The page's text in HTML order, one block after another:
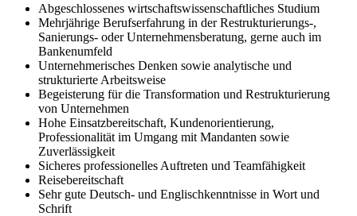
Abgeschlossenes wirtschaftswissenschaftliches Studium
Mehrjährige Berufserfahrung in der Restrukturierungs-,
Sanierungs- oder Unternehmensberatung, gerne auch im
Bankenumfeld
Unternehmerisches Denken sowie analytische und
strukturierte Arbeitsweise
Begeisterung für die Transformation und Restrukturierung
von Unternehmen
Hohe Einsatzbereitschaft, Kundenorientierung,
Professionalität im Umgang mit Mandanten sowie
Zuverlässigkeit
Sicheres professionelles Auftreten und Teamfähigkeit
Reisebereitschaft
Sehr gute Deutsch- und Englischkenntnisse in Wort und
Schrift